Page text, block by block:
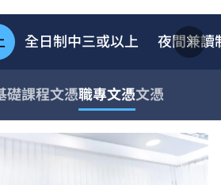
全日制中三或以上 夜間兼讀
礎課程文憑職專文憑文憑